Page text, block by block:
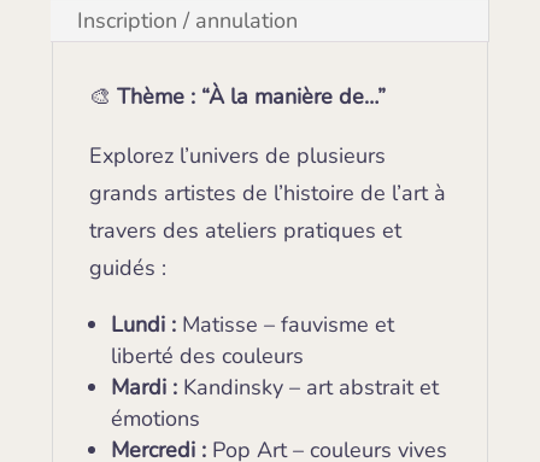
Inscription / annulation
🎨 Thème : “À la manière de…”
Explorez l’univers de plusieurs
grands artistes de l’histoire de l’art à
travers des ateliers pratiques et
guidés :
Lundi :Matisse – fauvisme et
liberté des couleurs
Mardi :Kandinsky – art abstrait et
émotions
Mercredi :Pop Art – couleurs vives